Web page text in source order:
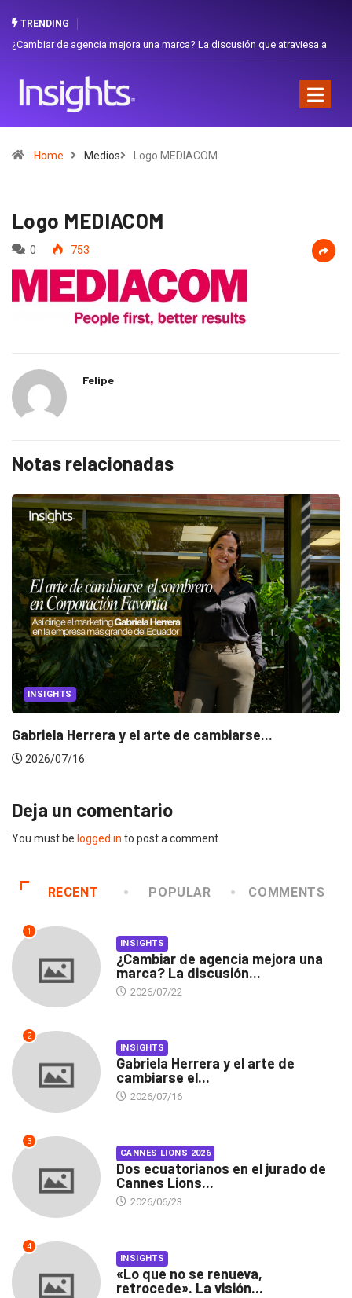
TRENDING
de agencia mejora una marca? La discusión que atraviesa a
Home Medios Logo MEDIACOM
Logo MEDIACOM
0 753
Felipe
Notas relacionadas
INSIGHTS
Gabriela Herrera y el arte de cambiarse...
2026/07/16
Deja un comentario
You must be logged in to post a comment.
RECENT POPULAR COMMENTS
1
INSIGHTS
¿Cambiar de agencia mejora una
marca? La discusión...
2026/07/22
2
INSIGHTS
Gabriela Herrera y el arte de
cambiarse el...
2026/07/16
3
CANNES LIONS 2026
Dos ecuatorianos en el jurado de
Cannes Lions...
2026/06/23
4
INSIGHTS
«Lo que no se renueva,
retrocede». La visión...